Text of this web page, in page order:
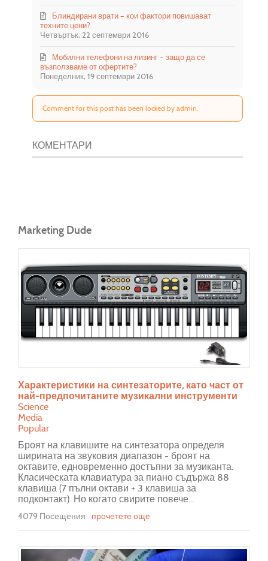
Четвъртък, 22 септември 2016
Блиндирани врати – кои фактори повишават
техните цени?
Понеделник, 19 септември 2016
Мобилни телефони на лизинг – защо да се
възползваме от офертите?
Comment for this post has been locked by admin.
КОМЕНТАРИ
Marketing Dude
Характеристики на синтезаторите, като част от
най-предпочитаните музикални инструменти
Science
Media
Popular
Броят на клавишите на синтезатора определя
ширината на звуковия диапазон - броят на
октавите, едновременно достъпни за музиканта.
Класическата клавиатура за пиано съдържа 88
клавиша (7 пълни октави + 3 клавиша за
подконтакт). Но когато свирите повече...
4079 Посещения прочетете още